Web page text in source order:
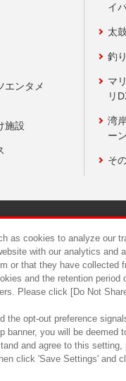
エンタメ
施設
イ
太
釣
マ
リ
湾
ー
そ
食品のご
as cookies to analyze our
with our analytics and
or that they have
and the retention
Please click [Do Not
the opt-out preference
banner, you will be
and agree to this
click 'Save Settings' and